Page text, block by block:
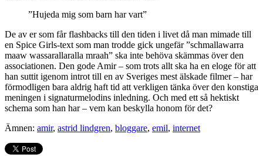
”Hujeda mig som barn har vart”
De av er som får flashbacks till den tiden i livet då man mimade till
en Spice Girls-text som man trodde gick ungefär ”schmallawarra
maaw wassarallaralla mraah” ska inte behöva skämmas över den
associationen. Den gode Amir – som trots allt ska ha en eloge för att
han suttit igenom introt till en av Sveriges mest älskade filmer – har
förmodligen bara aldrig haft tid att verkligen tänka över den konstiga
meningen i signaturmelodins inledning. Och med ett så hektiskt
schema som han har – vem kan beskylla honom för det?
Ämnen: amir, astrid lindgren, bloggare, emil, internet